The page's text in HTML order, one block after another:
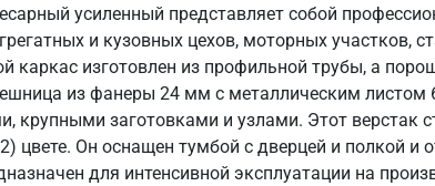
усиленный представляет собой
и кузовных цехов, моторных
каркас изготовлен из профильной трубы, а
из фанеры 24 мм с металлическим листом
крупными заготовками и узлами. Этот верстак
цвете. Он оснащен тумбой с дверцей и полкой
для интенсивной эксплуатации на